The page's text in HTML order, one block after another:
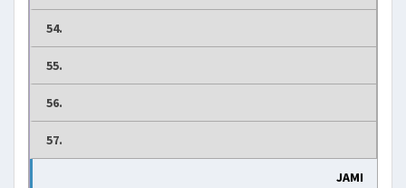
54.
55.
56.
57.
JAMI